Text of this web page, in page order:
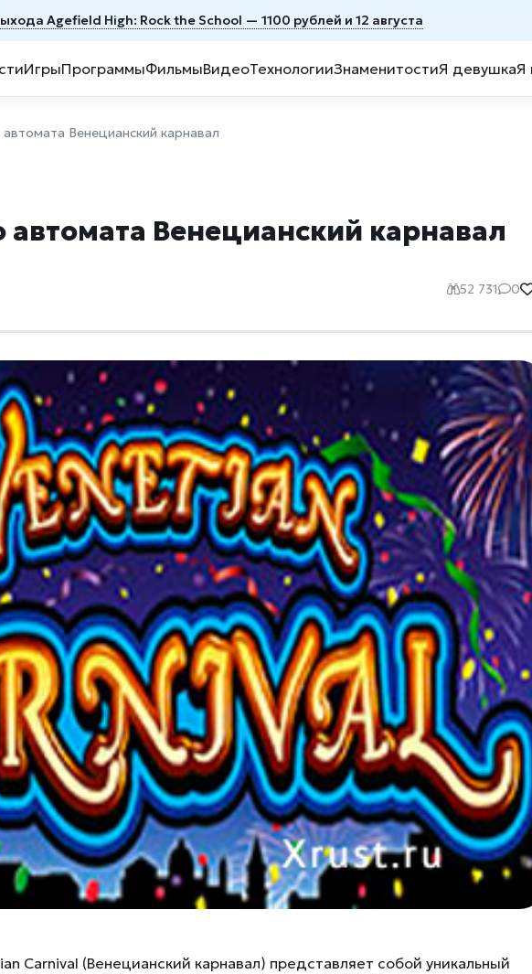
Agefield High: Rock the School — 1100 рублей и 12 августа
ИгрыПрограммыФильмыВидеоТехнологииЗнаменитостиЯ девушкаЯ
Венецианский карнавал
автомата Венецианский карнавал
52 731 0
Carnival (Венецианский карнавал) представляет собой уникальный